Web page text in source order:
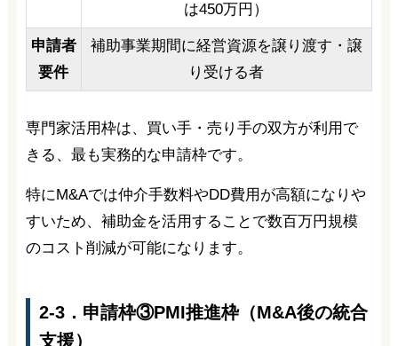
は450万円）
申請者
要件
補助事業期間に経営資源を譲り渡す・譲
り受ける者
専門家活用枠は、買い手・売り手の双方が利用で
きる、最も実務的な申請枠です。
特にM&Aでは仲介手数料やDD費用が高額になりや
すいため、補助金を活用することで数百万円規模
のコスト削減が可能になります。
2-3．申請枠③PMI推進枠（M&A後の統合
支援）